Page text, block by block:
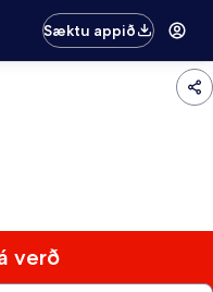
Sæktu appið
verð